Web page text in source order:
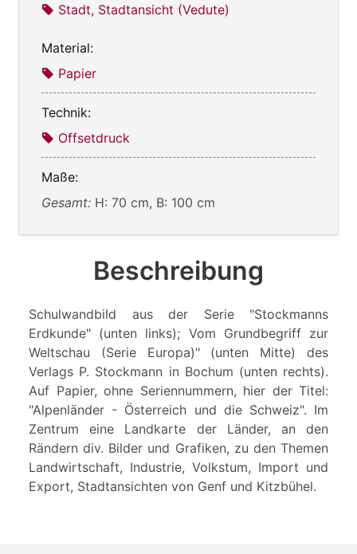
Stadt, Stadtansicht (Vedute)
Material:
Papier
Technik:
Offsetdruck
Maße:
Gesamt: H: 70 cm, B: 100 cm
Beschreibung
Schulwandbild aus der Serie "Stockmanns
Erdkunde" (unten links); Vom Grundbegriff zur
Weltschau (Serie Europa)" (unten Mitte) des
Verlags P. Stockmann in Bochum (unten rechts).
Auf Papier, ohne Seriennummern, hier der Titel:
"Alpenländer - Österreich und die Schweiz". Im
Zentrum eine Landkarte der Länder, an den
Rändern div. Bilder und Grafiken, zu den Themen
Landwirtschaft, Industrie, Volkstum, Import und
Export, Stadtansichten von Genf und Kitzbühel.